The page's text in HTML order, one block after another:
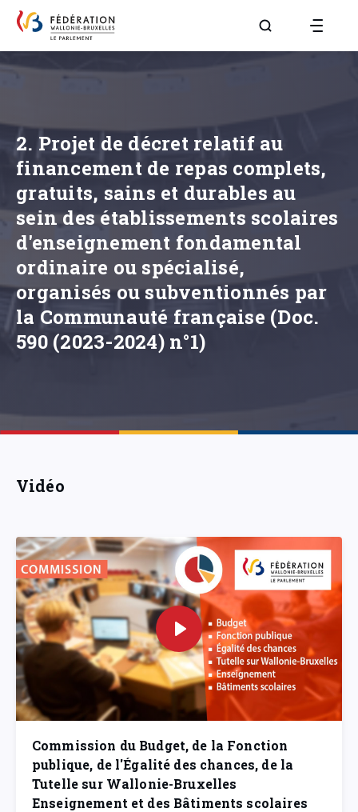
Aller à la page
2. Projet de décret relatif au
financement de repas complets,
gratuits, sains et durables au
sein des établissements scolaires
d'enseignement fondamental
ordinaire ou spécialisé,
organisés ou subventionnés par
la Communauté française (Doc.
590 (2023-2024) n°1)
Vidéo
Commission du Budget, de la Fonction
publique, de l'Égalité des chances, de la
Tutelle sur Wallonie-Bruxelles
Enseignement et des Bâtiments scolaires